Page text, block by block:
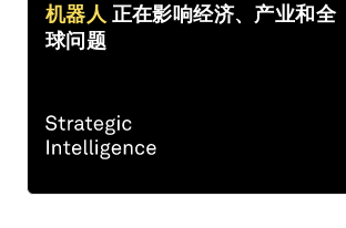
机器人 正在影响经济、产业和全
球问题